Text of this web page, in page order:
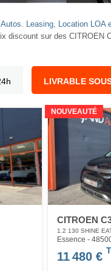
Leasing, Location LOA
discount sur des
LIVRABLE
NOUVEAUTÉ
CITROEN
1.2 130 SHINE
Essence -
11 480 €